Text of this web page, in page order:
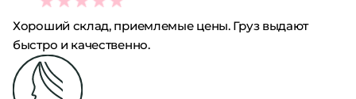
5
Хороший склад, приемлемые цены. Груз выдают
быстро и качественно.